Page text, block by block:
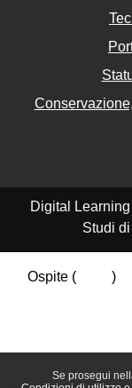
Se prosegui
Digital
Studi
Ospite (
)